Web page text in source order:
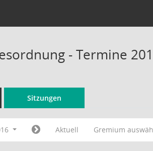
- Termine
Sitzungen
Aktuell Gremium